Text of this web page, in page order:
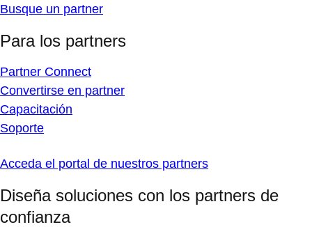
Busque un partner
Para los partners
Partner Connect
Convertirse en partner
Capacitación
Soporte
Acceda el portal de nuestros partners
Diseña soluciones con los partners de
confianza